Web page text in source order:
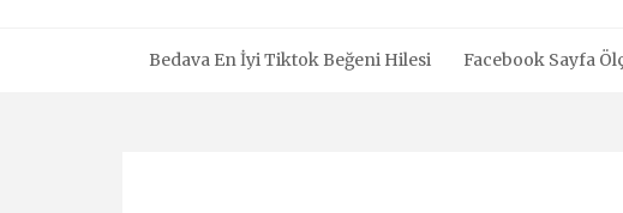
Bedava En İyi Tiktok Beğeni Hilesi Facebook Sayfa